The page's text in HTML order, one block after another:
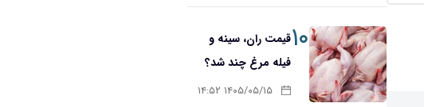
۱۰قیمت ران، سینه و
فیله مرغ چند شد؟
۱۴۰۵/۰۵/۱۵ ۱۴:۵۲